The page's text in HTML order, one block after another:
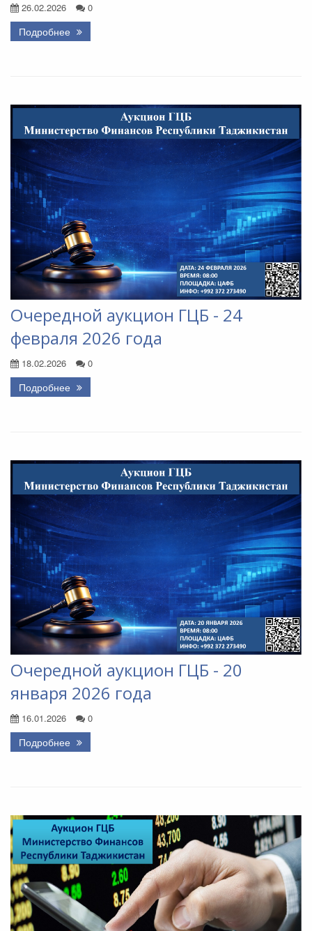
26.02.2026 0
Подробнее
Очередной аукцион ГЦБ - 24
февраля 2026 года
18.02.2026 0
Подробнее
Очередной аукцион ГЦБ - 20
января 2026 года
16.01.2026 0
Подробнее